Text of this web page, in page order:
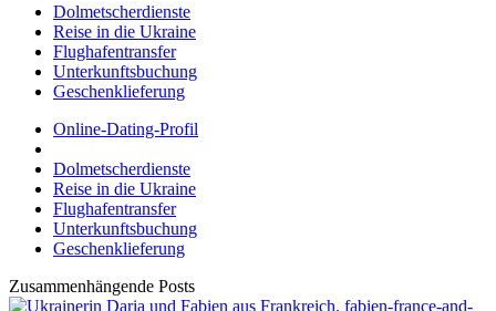
Dolmetscherdienste
Reise in die Ukraine
Flughafentransfer
Unterkunftsbuchung
Geschenklieferung
Online-Dating-Profil
Dolmetscherdienste
Reise in die Ukraine
Flughafentransfer
Unterkunftsbuchung
Geschenklieferung
Zusammenhängende Posts